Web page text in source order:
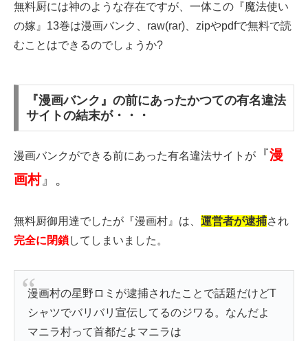
無料厨には神のような存在ですが、一体この『魔法使い
の嫁』13巻は漫画バンク、raw(rar)、zipやpdfで無料で読
むことはできるのでしょうか?
『漫画バンク』の前にあったかつての有名違法
サイトの結末が・・・
漫画バンクができる前にあった有名違法サイトが 『漫
画村』。
無料厨御用達でしたが『漫画村』は、 運営者が逮捕され
完全に閉鎖してしまいました。
漫画村の星野ロミが逮捕されたことで話題だけどT
シャツでバリバリ宣伝してるのジワる。なんだよ
マニラ村って首都だよマニラは